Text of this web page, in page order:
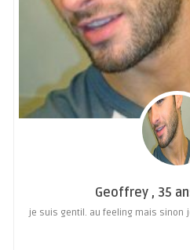
Geoffrey , 35
je suis gentil. au feeling mais sinon